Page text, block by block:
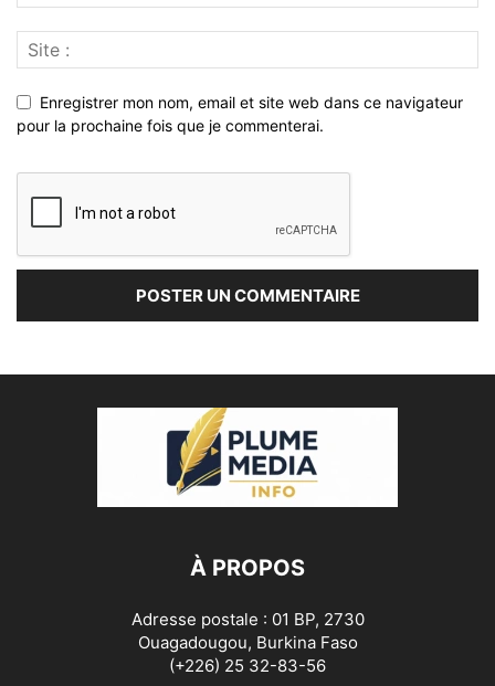
Enregistrer mon nom, email et site web dans ce navigateur
pour la prochaine fois que je commenterai.
À PROPOS
Adresse postale : 01 BP, 2730
Ouagadougou, Burkina Faso
(+226) 25 32-83-56